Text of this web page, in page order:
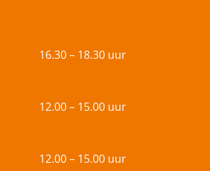
16.30 – 18.30 uur
12.00 – 15.00 uur
12.00 – 15.00 uur